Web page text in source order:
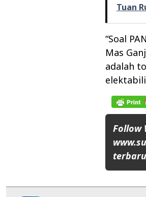
Tuan
“Soal
Mas
adalah
Follow